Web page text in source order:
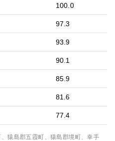
100.0
97.3
93.9
90.1
85.9
81.6
77.4
猿島郡五霞町、猿島郡境町、幸手